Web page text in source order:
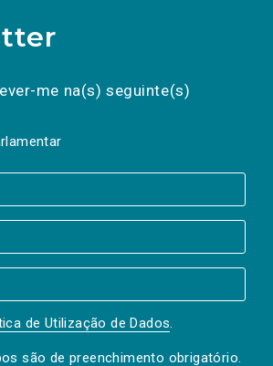
me na(s) seguinte(s)
de Utilização de Dados.
são de preenchimento obrigatório.